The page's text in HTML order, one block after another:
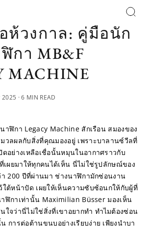
ห้วงกาล: คู่มือนัก
กา MB&F
MACHINE
2025 · 6 MIN READ
าฬิกา Legacy Machine สักเรือน สมองของ
วลผลกับสิ่งที่คุณมองอยู่ เพราะบาลานซ์วีลที่
อย่างเหลือเชื่อนั้นหมุนในอากาศราวกับ
เผยมาให้ทุกคนได้เห็น นี่ไม่ใช่รูปลักษณ์ของ
200 ปีที่ผ่านมา ช่างนาฬิกามักซ่อนงาน
ใต้หน้าปัด เผยให้เห็นความซับซ้อนกให้กับผู้ที่
ฬิกาเท่านั้น Maximilian Büsser มองเห็น
จว่านี่ไม่ใช่สิ่งที่เขาอยากทำ ทำไมต้องซ่อน
การต่อต้านขนบอย่างเรียบง่าย เพียงนำบา